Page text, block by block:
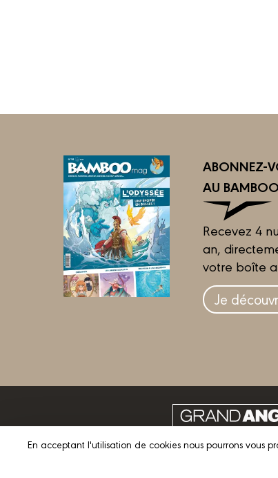
ABONNEZ-
AU
Recevez 4
an,
votre boîte
Je
En acceptant l'utilisation de cookies nous pourrons vous